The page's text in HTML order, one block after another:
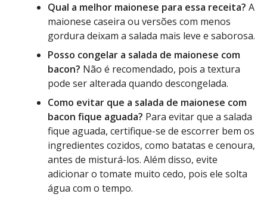
Qual a melhor maionese para essa receita? A
maionese caseira ou versões com menos
gordura deixam a salada mais leve e saborosa.
Posso congelar a salada de maionese com
bacon? Não é recomendado, pois a textura
pode ser alterada quando descongelada.
Como evitar que a salada de maionese com
bacon fique aguada? Para evitar que a salada
fique aguada, certifique-se de escorrer bem os
ingredientes cozidos, como batatas e cenoura,
antes de misturá-los. Além disso, evite
adicionar o tomate muito cedo, pois ele solta
água com o tempo.